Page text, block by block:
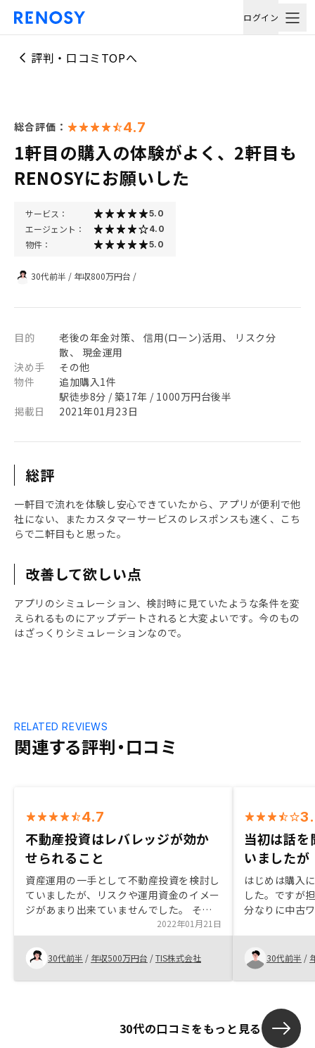
ログイン
評判・口コミTOPへ
総合評価： 4.7
1軒目の購入の体験がよく、2軒目も
RENOSYにお願いした
サービス： 5.0
エージェント： 4.0
物件： 5.0
30代前半 / 年収800万円台 /
目的
老後の年金対策、 信用(ローン)活用、 リスク分
散、 現金運用
決め手
その他
物件
追加購入1件
駅徒歩8分 / 築17年 / 1000万円台後半
掲載日
2021年01月23日
総評
一軒目で流れを体験し安心できていたから、アプリが便利で他
社にない、またカスタマーサービスのレスポンスも速く、こち
らで二軒目もと思った。
改善して欲しい点
アプリのシミュレーション、検討時に見ていたような条件を変
えられるものにアップデートされると大変よいです。今のもの
はざっくりシミュレーションなので。
関連する評判・口コミ
RELATED REVIEWS
4.7
不動産投資はレバレッジが効か
せられること
資産運用の一手として不動産投資を検討し
ていましたが、リスクや運用資金のイメー
ジがあまり出来ていませんでした。 そん
な中、担当営業の方と面談を重ね、許容で
きるリスクである事や、不動産投資はレバ
レッジが効かせられることを理解しまし
た。 物件選びにAIを導入している事も安
心感があり、物件の購入につながりまし
2022年01月21日
30代前半 / 年収500万円台 /TIS株式会社
当初は話
いましたが
はじめは購入
した。ですが
分なりに中古
を考えると良
う思いが強く
抱いた疑問に
で、購入の決
30代前半 /
30代の口コミをもっと見る